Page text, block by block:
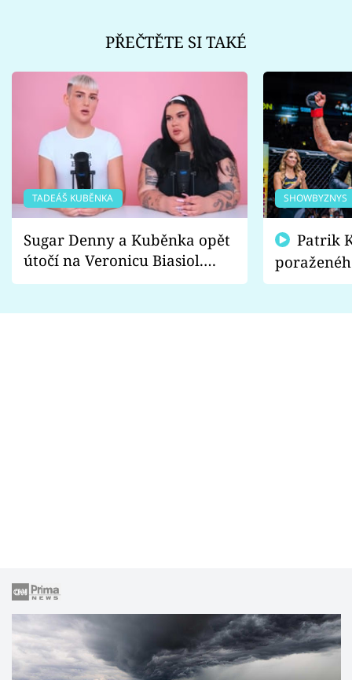
PŘEČTĚTE SI TAKÉ
TADEÁŠ KUBĚNKA
Sugar Denny a Kuběnka opět
útočí na Veronicu Biasiol.
Proč je podle nich falešná a
SHOWBYZNYS
fanoušci